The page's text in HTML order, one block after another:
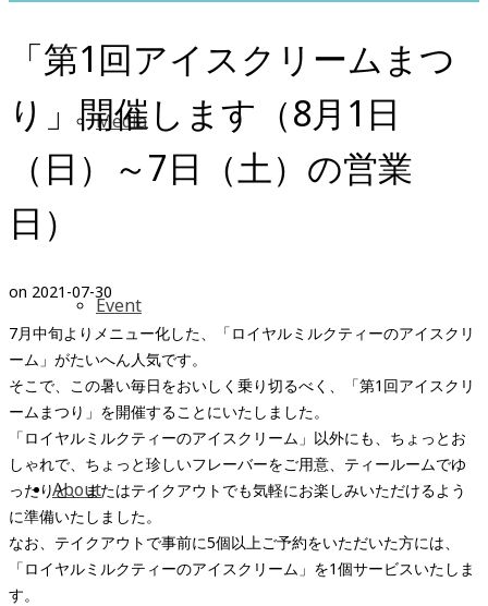
Media
Event
About
「第1回アイスクリームまつ
り」開催します（8月1日
（日）～7日（土）の営業
日）
on 2021-07-30
7月中旬よりメニュー化した、「ロイヤルミルクティーのアイスクリ
ーム」がたいへん人気です。
そこで、この暑い毎日をおいしく乗り切るべく、「第1回アイスクリ
ームまつり」を開催することにいたしました。
「ロイヤルミルクティーのアイスクリーム」以外にも、ちょっとお
しゃれで、ちょっと珍しいフレーバーをご用意、ティールームでゆ
ったりと、またはテイクアウトでも気軽にお楽しみいただけるよう
に準備いたしました。
なお、テイクアウトで事前に5個以上ご予約をいただいた方には、
「ロイヤルミルクティーのアイスクリーム」を1個サービスいたしま
す。